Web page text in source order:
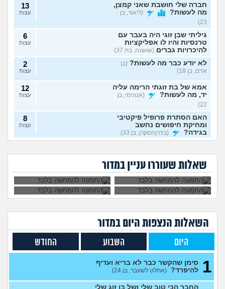
חברה שלי חושבת שאני קמצן,
מה לעשות?
(ליאור, בן
23)
13
עצות
גיליתי שבן זוגי היה בעבר עם
טרנסיות והיו לו אפליקציות
להיכרויות גברים (שושנה, בת 37)
6
עצות
לא יודע כבר מה לעשות? (בן
אדם, בן 18)
2
עצות
אמא של בת זוגתי הרימה עליה
יד, מה לעשות?
(אנונימי, בן
22)
12
עצות
האם הסתרת פרופיל פיקטיבי
ומחיקת חיפושים נחשב
בגידה?
(בדרןהסקרן, בן 33)
8
עצות
(אנושי, בן 27) עצות
מה אני עושה לא נכון שלא
מצליח לי במערכות יחסים?
(א׳, בת 26)
4
בת 28 ואף פעם לא הייתי
בדייט ראשון?
(רווקה, בת
28)
7
בחיים לא הייתי בזוגיות ואני לא
יודע איך. איך נכנסים לזוגיות
שאלות שעוררו עניין במדור
אבא של בעלי מסתכל
מה לעשות?
האם להתגרש בשביל
ריגוש?
העובדה שאשתי
הרימה עליי ידיים?
השאלות הנצפות היוםבמדור
היום השבוע החודש
1
סימן שהקשר כבר לא בריא ועדיף
להיפרד? (אתלט לשעבר, בן 24)
החבר הכי טוב שלי ושל בן זוג שלי